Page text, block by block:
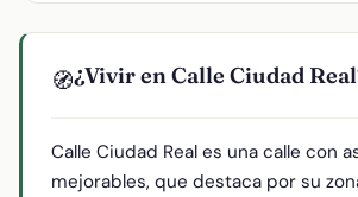
🧭¿Vivir en Calle Ciudad
Calle Ciudad Real es una calle con
mejorables, que destaca por su